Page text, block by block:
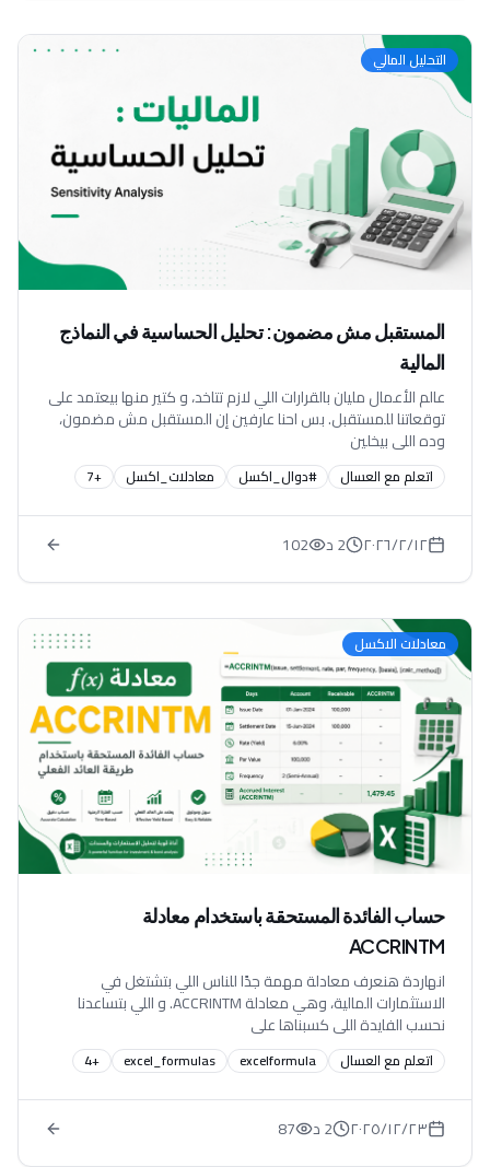
التحليل المالي
المستقبل مش مضمون: تحليل الحساسية في النماذج
المالية
عالم الأعمال مليان بالقرارات اللي لازم تتاخد، و كتير منها بيعتمد على
توقعاتنا للمستقبل. بس احنا عارفين إن المستقبل مش مضمون،
وده اللي بيخلين
اتعلم مع العسال #دوال_اكسل معادلات_اكسل +
7
١٢‏/٢‏/٢٠٢٦ 2 د 102
معادلات الاكسل
حساب الفائدة المستحقة باستخدام معادلة
ACCRINTM
انهاردة هنعرف معادلة مهمة جدًا للناس اللي بتشتغل في
الاستثمارات المالية، وهي معادلة ACCRINTM. و اللي بتساعدنا
نحسب الفايدة اللي كسبناها على
اتعلم مع العسال excelformula
excel_formulas
+
4
٢٣‏/١٢‏/٢٠٢٥ 2 د 87